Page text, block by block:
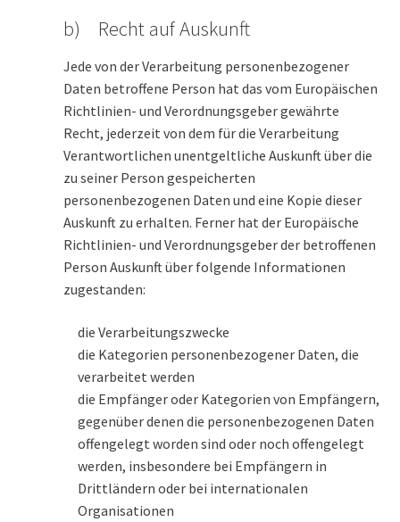
b) Recht auf Auskunft
Jede von der Verarbeitung personenbezogener
Daten betroffene Person hat das vom Europäischen
Richtlinien- und Verordnungsgeber gewährte
Recht, jederzeit von dem für die Verarbeitung
Verantwortlichen unentgeltliche Auskunft über die
zu seiner Person gespeicherten
personenbezogenen Daten und eine Kopie dieser
Auskunft zu erhalten. Ferner hat der Europäische
Richtlinien- und Verordnungsgeber der betroffenen
Person Auskunft über folgende Informationen
zugestanden:
die Verarbeitungszwecke
die Kategorien personenbezogener Daten, die
verarbeitet werden
die Empfänger oder Kategorien von Empfängern,
gegenüber denen die personenbezogenen Daten
offengelegt worden sind oder noch offengelegt
werden, insbesondere bei Empfängern in
Drittländern oder bei internationalen
Organisationen